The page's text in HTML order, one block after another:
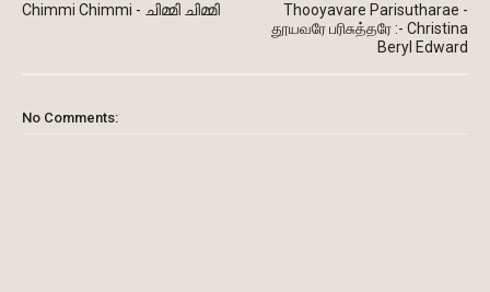
Thooyavare Parisutharae -
தூயவரே பரிசுத்தரே :- Christina
Beryl Edward
Chimmi Chimmi - ചിമ്മി ചിമ്മി
No Comments: